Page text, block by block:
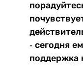
- сегодня
поддержка